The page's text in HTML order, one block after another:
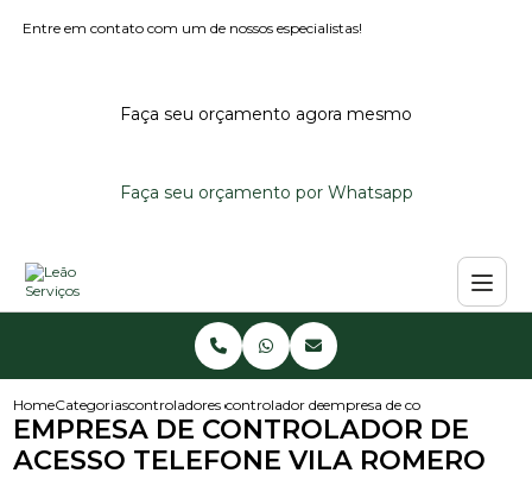
Entre em contato com um de nossos especialistas!
Faça seu orçamento agora mesmo
Faça seu orçamento por Whatsapp
HomeCategoriascontroladores de acessocontrolador de acesso portaria
empresa de controlador de
EMPRESA DE CONTROLADOR DE
ACESSO TELEFONE VILA ROMERO